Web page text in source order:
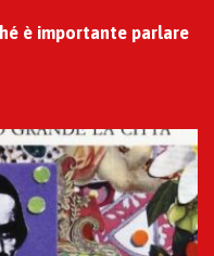
è importante parlare